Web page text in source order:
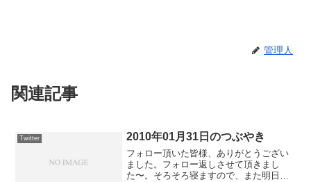
管理人
関連記事
Twitter 2010年01月31日のつぶやき
フォロー頂いた皆様、ありがとうござい
ました。フォロー返しさせて頂きまし
た〜。そろそろ寝ますので、また明日よ